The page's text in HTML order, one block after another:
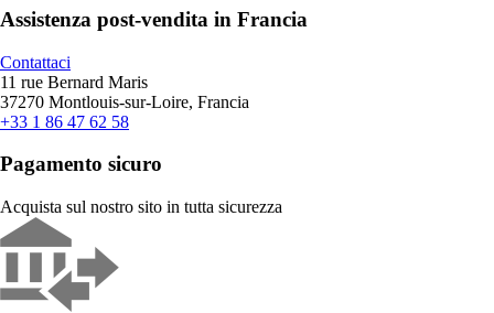
Assistenza post-vendita in Francia
Contattaci
11 rue Bernard Maris
37270 Montlouis-sur-Loire, Francia
+33 1 86 47 62 58
Pagamento sicuro
Acquista sul nostro sito in tutta sicurezza